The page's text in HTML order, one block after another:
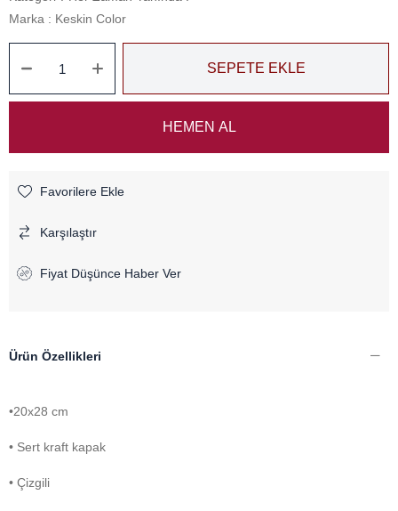
Marka : Keskin Color
Favorilere Ekle
Karşılaştır
Fiyat Düşünce Haber Ver
Ürün Özellikleri
•20x28 cm
• Sert kraft kapak
• Çizgili